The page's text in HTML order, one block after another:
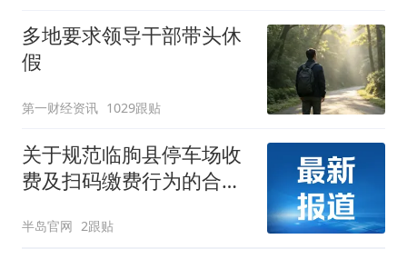
多地要求领导干部带头休
假
第一财经资讯 1029跟贴
关于规范临朐县停车场收
费及扫码缴费行为的合规
半岛官网 2跟贴